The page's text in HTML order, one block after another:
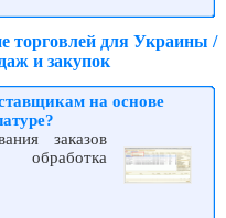
торговлей для Украины /
и закупок
на основе
заказов
обработка